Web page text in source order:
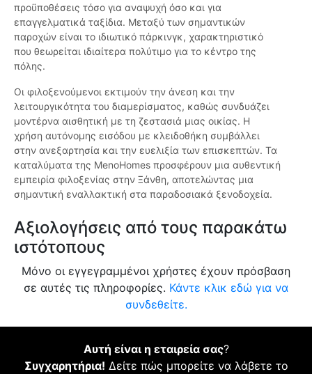
προϋποθέσεις τόσο για αναψυχή όσο και για
επαγγελματικά ταξίδια. Μεταξύ των σημαντικών
παροχών είναι το ιδιωτικό πάρκινγκ, χαρακτηριστικό
που θεωρείται ιδιαίτερα πολύτιμο για το κέντρο της
πόλης.
Οι φιλοξενούμενοι εκτιμούν την άνεση και την
λειτουργικότητα του διαμερίσματος, καθώς συνδυάζει
μοντέρνα αισθητική με τη ζεστασιά μιας οικίας. Η
χρήση αυτόνομης εισόδου με κλειδοθήκη συμβάλλει
στην ανεξαρτησία και την ευελιξία των επισκεπτών. Τα
καταλύματα της MenoHomes προσφέρουν μια αυθεντική
εμπειρία φιλοξενίας στην Ξάνθη, αποτελώντας μια
σημαντική εναλλακτική στα παραδοσιακά ξενοδοχεία.
Αξιολογήσεις από τους παρακάτω
ιστότοπους
Μόνο οι εγγεγραμμένοι χρήστες έχουν πρόσβαση
σε αυτές τις πληροφορίες. Κάντε κλικ εδώ για να
συνδεθείτε.
Αυτή είναι η εταιρεία σας?
Συγχαρητήρια! Δείτε πώς μπορείτε να λάβετε το